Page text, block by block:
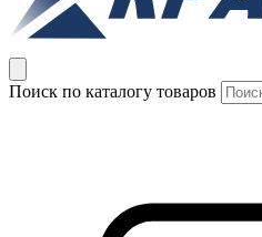
Поиск по каталогу товаров